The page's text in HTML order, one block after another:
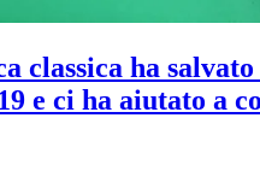
classica ha
e ci ha aiutato a